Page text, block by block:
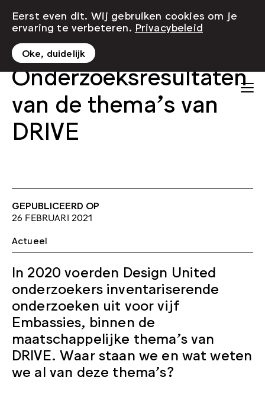
Onderzoeksresultaten
van de thema’s van
DRIVE
GEPUBLICEERD OP
26 FEBRUARI 2021
Actueel
In 2020 voerden Design United
onderzoekers inventariserende
onderzoeken uit voor vijf
Embassies, binnen de
maatschappelijke thema’s van
DRIVE. Waar staan we en wat weten
we al van deze thema’s?
Eerst even dit. Wij gebruiken cookies om je
ervaring te verbeteren. Privacybeleid
Oke, duidelijk